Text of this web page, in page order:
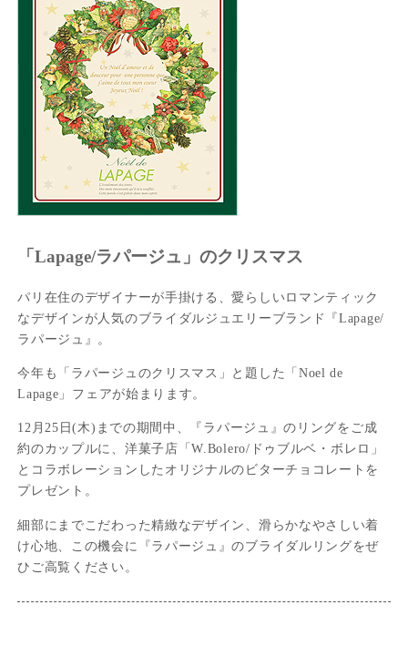
「Lapage/ラパージュ」のクリスマス
パリ在住のデザイナーが手掛ける、愛らしいロマンティック
なデザインが人気のブライダルジュエリーブランド『Lapage/
ラパージュ』。
今年も「ラパージュのクリスマス」と題した「Noel de
Lapage」フェアが始まります。
12月25日(木)までの期間中、『ラパージュ』のリングをご成
約のカップルに、洋菓子店「W.Bolero/ドゥブルベ・ボレロ」
とコラボレーションしたオリジナルのビターチョコレートを
プレゼント。
細部にまでこだわった精緻なデザイン、滑らかなやさしい着
け心地、この機会に『ラパージュ』のブライダルリングをぜ
ひご高覧ください。